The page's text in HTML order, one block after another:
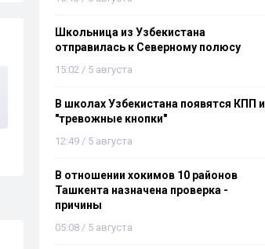
Школьница из Узбекистана
отправилась к Северному полюсу
15:02 / 5 августа
В школах Узбекистана появятся КПП и
"тревожные кнопки"
12:49 / 5 августа
В отношении хокимов 10 районов
Ташкента назначена проверка -
причины
05:08 / 5 августа